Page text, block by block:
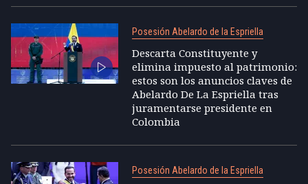
Posesión Abelardo de la Espriella
Descarta Constituyente y
elimina impuesto al patrimonio:
estos son los anuncios claves de
Abelardo De La Espriella tras
juramentarse presidente en
Colombia
Posesión Abelardo de la Espriella